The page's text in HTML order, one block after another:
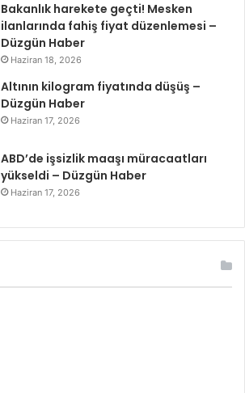
Bakanlık harekete geçti! Mesken
ilanlarında fahiş fiyat düzenlemesi –
Düzgün Haber
Haziran 18, 2026
Altının kilogram fiyatında düşüş –
Düzgün Haber
Haziran 17, 2026
ABD’de işsizlik maaşı müracaatları
yükseldi – Düzgün Haber
Haziran 17, 2026